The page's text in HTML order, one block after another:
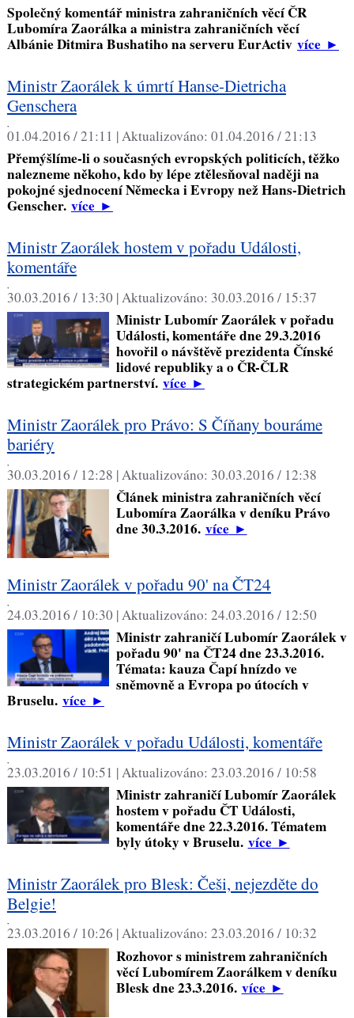
Společný komentář ministra zahraničních věcí ČR
Lubomíra Zaorálka a ministra zahraničních věcí
Albánie Ditmira Bushatiho na serveru EurActiv více►
Ministr Zaorálek k úmrtí Hanse-Dietricha
Genschera
,
01.04.2016 / 21:11 |Aktualizováno: 01.04.2016 / 21:13
Přemýšlíme-li o současných evropských politicích, těžko
nalezneme někoho, kdo by lépe ztělesňoval naději na
pokojné sjednocení Německa i Evropy než Hans-Dietrich
Genscher. více►
Ministr Zaorálek hostem v pořadu Události,
komentáře
,
30.03.2016 / 13:30 |Aktualizováno: 30.03.2016 / 15:37
Ministr Lubomír Zaorálek v pořadu
Události, komentáře dne 29.3.2016
hovořil o návštěvě prezidenta Čínské
lidové republiky a o ČR-ČLR
strategickém partnerství. více►
Ministr Zaorálek pro Právo: S Číňany bouráme
bariéry
,
30.03.2016 / 12:28 |Aktualizováno: 30.03.2016 / 12:38
Článek ministra zahraničních věcí
Lubomíra Zaorálka v deníku Právo
dne 30.3.2016. více►
Ministr Zaorálek v pořadu 90' na ČT24
24.03.2016 / 10:30 | Aktualizováno: 24.03.2016 / 12:50
Ministr zahraničí Lubomír Zaorálek v
pořadu 90' na ČT24 dne 23.3.2016.
Témata: kauza Čapí hnízdo ve
sněmovně a Evropa po útocích v
Bruselu. více►
Ministr Zaorálek v pořadu Události, komentáře
23.03.2016 / 10:51 | Aktualizováno: 23.03.2016 / 10:58
Ministr zahraničí Lubomír Zaorálek
hostem v pořadu ČT Události,
komentáře dne 22.3.2016. Tématem
byly útoky v Bruselu. více►
Ministr Zaorálek pro Blesk: Češi, nejezděte do
Belgie!
,
23.03.2016 / 10:26 |Aktualizováno: 23.03.2016 / 10:32
Rozhovor s ministrem zahraničních
věcí Lubomírem Zaorálkem v deníku
Blesk dne 23.3.2016. více►